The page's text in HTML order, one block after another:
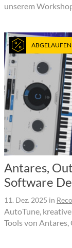
unserem
ABGELAUFEN
Antares,
Software
11. Dez. 2025 in
AutoTune,
Tools von